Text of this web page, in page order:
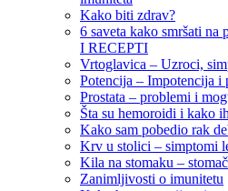
Kako biti zdrav?
6 saveta kako smršati
I RECEPTI
Vrtoglavica – Uzroci,
Potencija – Impotencija i
Prostata – problemi i
Šta su hemoroidi i kako
Kako sam pobedio rak
Krv u stolici – simptomi
Kila na stomaku –
Zanimljivosti o imunitetu